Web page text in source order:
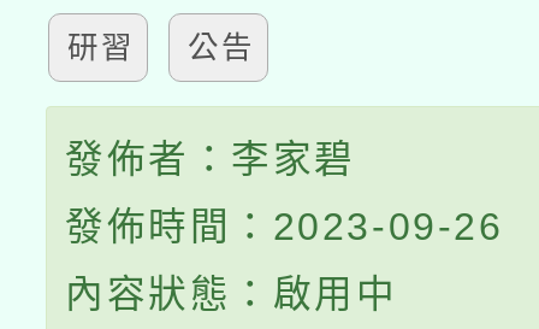
研習 公告
發佈者：李家碧
發佈時間：2023-09-26
內容狀態：啟用中